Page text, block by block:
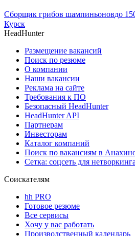
Сборщик грибов шампиньоновдо
Курск
HeadHunter
Размещение вакансий
Поиск по резюме
О компании
Наши вакансии
Реклама на сайте
Требования к ПО
Безопасный HeadHunter
HeadHunter API
Партнерам
Инвесторам
Каталог компаний
Поиск по вакансиям в
Сетка: соцсеть для нетворкинга
Соискателям
hh PRO
Готовое резюме
Все сервисы
Хочу у вас работать
Производственный календарь